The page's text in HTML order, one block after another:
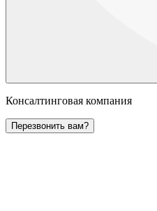
Консалтинговая компания
Перезвонить вам?